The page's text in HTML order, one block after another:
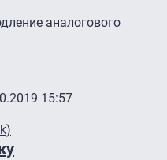
аналогового
15:57